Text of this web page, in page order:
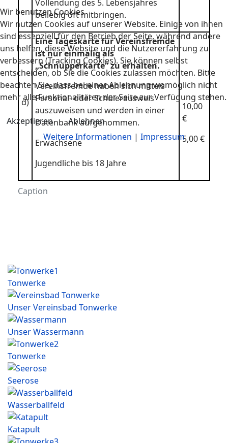
Caption
Vollendung des 5. Lebensjahres
beliebig oft mitbringen.
d)
Eine Tageskarte für Vereinsfremde
ist nur einmalig als
„Schnupperkarte“ zu erhalten.
Vereinsfremde haben sich mittels
Personal- oder Schülerausweis
auszuweisen und werden in einer
Datenbank aufgenommen.
Erwachsene
Jugendliche bis 18 Jahre
10,00
€
5,00 €
Tonwerke
Unser Vereinsbad Tonwerke
Unser Wassermann
Tonwerke
Seerose
Wasserballfeld
Katapult
Wir benutzen Cookies
Wir nutzen Cookies auf unserer Website. Einige von ihnen
sind essenziell für den Betrieb der Seite, während andere
uns helfen, diese Website und die Nutzererfahrung zu
verbessern (Tracking Cookies). Sie können selbst
entscheiden, ob Sie die Cookies zulassen möchten. Bitte
beachten Sie, dass bei einer Ablehnung womöglich nicht
mehr alle Funktionalitäten der Seite zur Verfügung stehen.
Akzeptieren
Ablehnen
Weitere Informationen | Impressum